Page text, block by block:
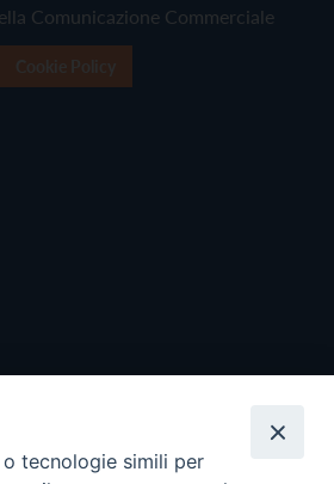
Comunicazione Commerciale
tecnologie simili per